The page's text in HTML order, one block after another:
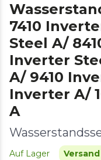
7410
Steel A/
Inverter
A/ 9410
Inverter A/
A
Auf Lager